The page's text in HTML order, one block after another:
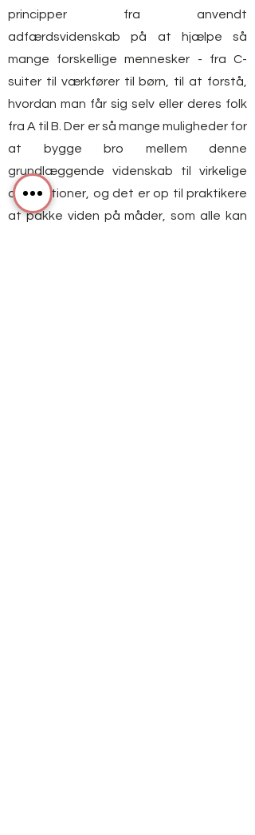
principper fra anvendt
adfærdsvidenskab på at hjælpe så
mange forskellige mennesker - fra C-
suiter til værkfører til børn, til at forstå,
hvordan man får sig selv eller deres folk
fra A til B. Der er så mange muligheder for
at bygge bro mellem denne
grundlæggende videnskab til virkelige
applikationer, og det er op til praktikere
at pakke viden på måder, som alle kan